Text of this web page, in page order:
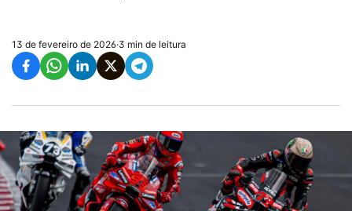
13 de fevereiro de 2026·3 min de leitura